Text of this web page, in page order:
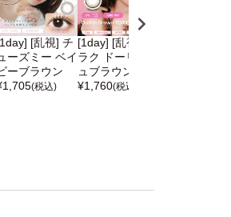
[乱視] チ
ーズミー ベイ
ーブラウン
1,705(税込)
[1day] [乱視] モ
ラク ドーリッシ
ュブラウン
¥1,760(税込)